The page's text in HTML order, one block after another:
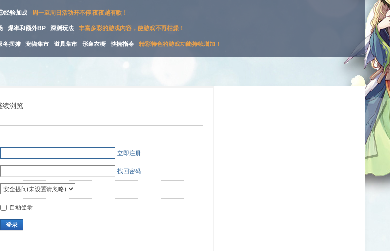
经验加成 周一至周日活动开不停,夜夜越有歌！
爆率和额外BP 深渊玩法 丰富多彩的游戏内容，使游戏不再枯燥！
务摆摊 宠物集市 道具集市 形象衣橱 快捷指令 精彩特色的游戏功能持续增加！
续浏览
立即注册
找回密码
自动登录
登录